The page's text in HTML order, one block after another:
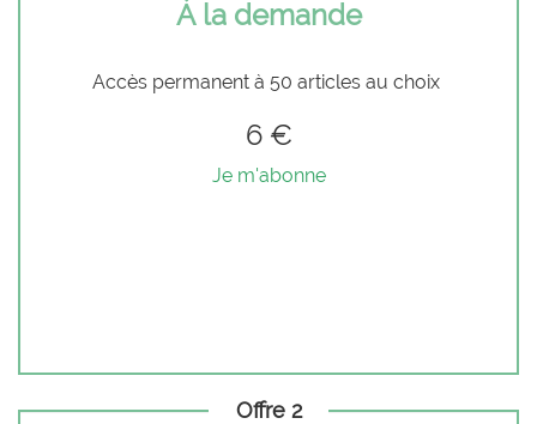
À la demande
Accès permanent à 50 articles au choix
6 €
Je m'abonne
Offre 2